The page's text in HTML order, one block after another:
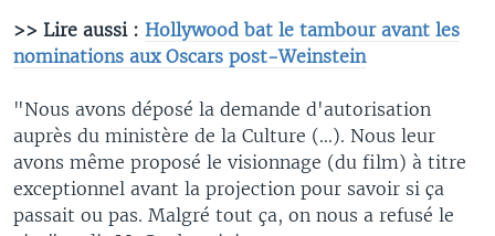
>> Lire aussi : Hollywood bat le tambour avant les
nominations aux Oscars post-Weinstein
"Nous avons déposé la demande d'autorisation
auprès du ministère de la Culture (...). Nous leur
avons même proposé le visionnage (du film) à titre
exceptionnel avant la projection pour savoir si ça
passait ou pas. Malgré tout ça, on nous a refusé le